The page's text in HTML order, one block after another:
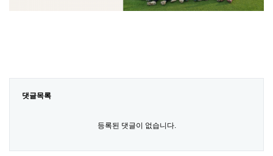
댓글목록
등록된 댓글이 없습니다.